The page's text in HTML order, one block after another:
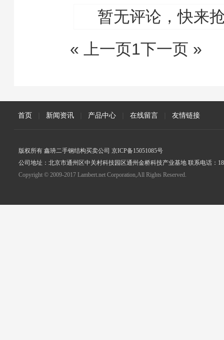
暂无评论，快来
« 上一页1下一页 »
首页 新闻资讯 产品中心 在线留言 友情链接
版权所有 鑫珘二手钢结构买卖公司 京ICP备15051085号
公司地址：北京市通州区中关村科技园区通州金桥科技产业基地 联系电话：
Copyright © 2009-2017 Lambert.net Corporation,All Rights Reserved.